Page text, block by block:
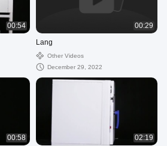
00:54
00:29
Lang
Other Videos
December 29, 2022
00:58 02:19